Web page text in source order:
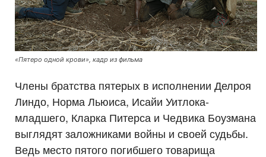
«Пятеро одной крови», кадр из фильма
Члены братства пятерых в исполнении Делроя
Линдо, Норма Льюиса, Исайи Уитлока-
младшего, Кларка Питерса и Чедвика Боузмана
выглядят заложниками войны и своей судьбы.
Ведь место пятого погибшего товарища